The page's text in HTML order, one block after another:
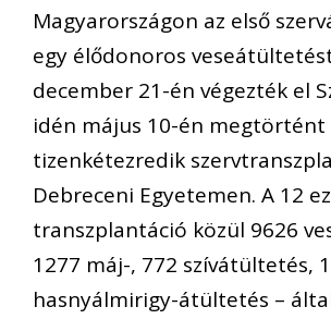
Magyarországon az első
egy élődonoros
december 21-én végezték el
idén május 10-én megtörtént
tizenkétezredik
Debreceni Egyetemen. A 12
transzplantáció közül 9626
1277 máj-, 772 szívátültetés,
hasnyálmirigy-átültetés –